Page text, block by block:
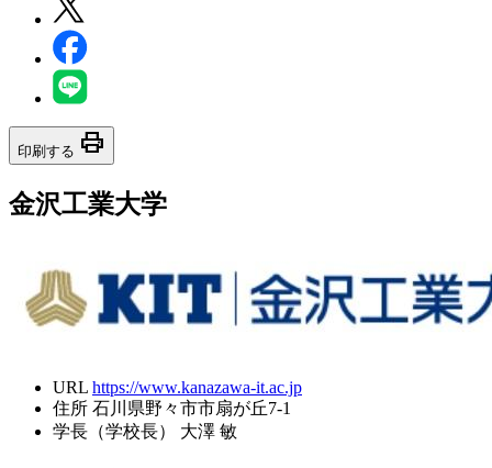
印刷する print
金沢工業大学
URL https://www.kanazawa-it.ac.jp
住所 石川県野々市市扇が丘7-1
学長（学校長）
大澤 敏